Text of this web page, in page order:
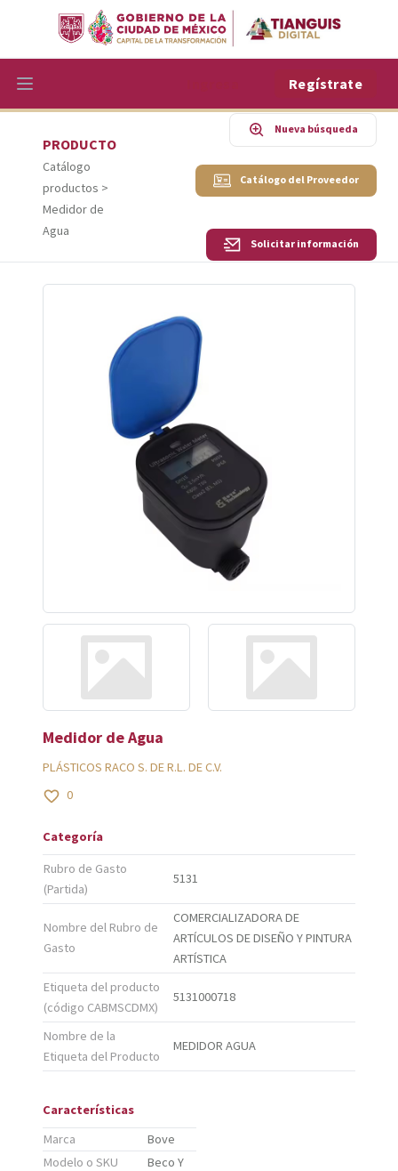
Regístrate
PRODUCTO
Catálogo
productos >
Medidor de
Agua
Nueva búsqueda
Catálogo del Proveedor
Solicitar información
Medidor de Agua
PLÁSTICOS RACO S. DE R.L. DE C.V.
0
Categoría
Rubro de Gasto
(Partida)
5131
Nombre del Rubro de
Gasto
COMERCIALIZADORA DE
ARTÍCULOS DE DISEÑO Y PINTURA
ARTÍSTICA
Etiqueta del producto
(código CABMSCDMX)
5131000718
Nombre de la
Etiqueta del Producto
MEDIDOR AGUA
Características
Marca
Bove
Modelo o SKU
Beco Y